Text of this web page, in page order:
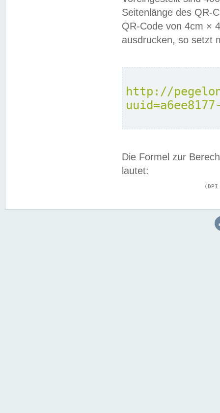
Seitenlänge des QR-
QR-Code von 4cm ×
ausdrucken, so setzt
http://
Die Formel zur
lautet: